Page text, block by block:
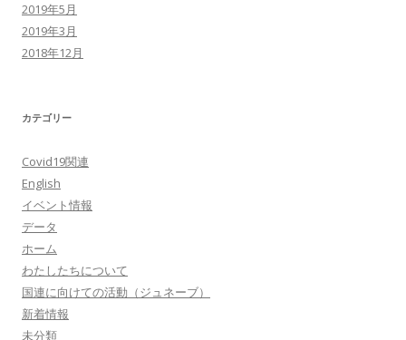
2019年5月
2019年3月
2018年12月
カテゴリー
Covid19関連
English
イベント情報
データ
ホーム
わたしたちについて
国連に向けての活動（ジュネーブ）
新着情報
未分類